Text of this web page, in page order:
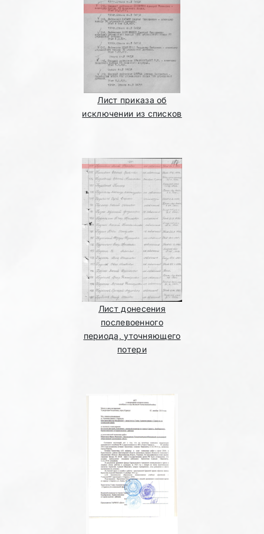
Лист приказа об
исключении из списков
Лист донесения
послевоенного
периода, уточняющего
потери